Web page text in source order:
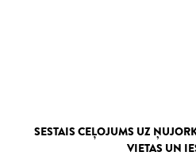
SESTAIS CEĻOJUMS UZ
VIETAS UN